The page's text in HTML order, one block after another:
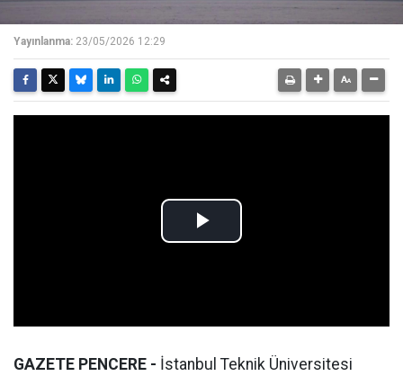
Yayınlanma: 23/05/2026 12:29
GAZETE PENCERE - İstanbul Teknik Üniversitesi